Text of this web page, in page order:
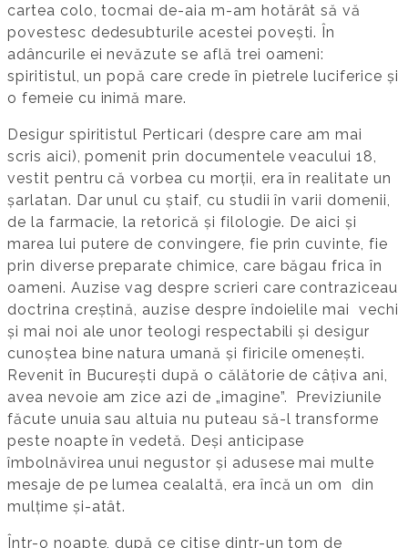
cartea colo, tocmai de-aia m-am hotărât să vă
povestesc dedesubturile acestei povești. În
adâncurile ei nevăzute se află trei oameni:
spiritistul, un popă care crede în pietrele luciferice și
o femeie cu inimă mare.
Desigur spiritistul Perticari (despre care am mai
scris aici), pomenit prin documentele veacului 18,
vestit pentru că vorbea cu morții, era în realitate un
șarlatan. Dar unul cu ștaif, cu studii în varii domenii,
de la farmacie, la retorică și filologie. De aici și
marea lui putere de convingere, fie prin cuvinte, fie
prin diverse preparate chimice, care băgau frica în
oameni. Auzise vag despre scrieri care contraziceau
doctrina creștină, auzise despre îndoielile mai vechi
și mai noi ale unor teologi respectabili și desigur
cunoștea bine natura umană și firicile omenești.
Revenit în București după o călătorie de câțiva ani,
avea nevoie am zice azi de „imagine”. Previziunile
făcute unuia sau altuia nu puteau să-l transforme
peste noapte în vedetă. Deși anticipase
îmbolnăvirea unui negustor și adusese mai multe
mesaje de pe lumea cealaltă, era încă un om din
mulțime și-atât.
Într-o noapte, după ce citise dintr-un tom de